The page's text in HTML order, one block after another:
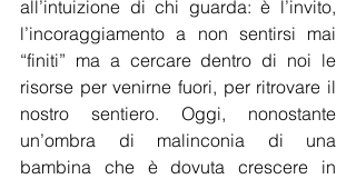
all’intuizione di chi guarda: è l’invito,
l’incoraggiamento a non sentirsi mai
“finiti” ma a cercare dentro di noi le
risorse per venirne fuori, per ritrovare il
nostro sentiero. Oggi, nonostante
un’ombra di malinconia di una
bambina che è dovuta crescere in